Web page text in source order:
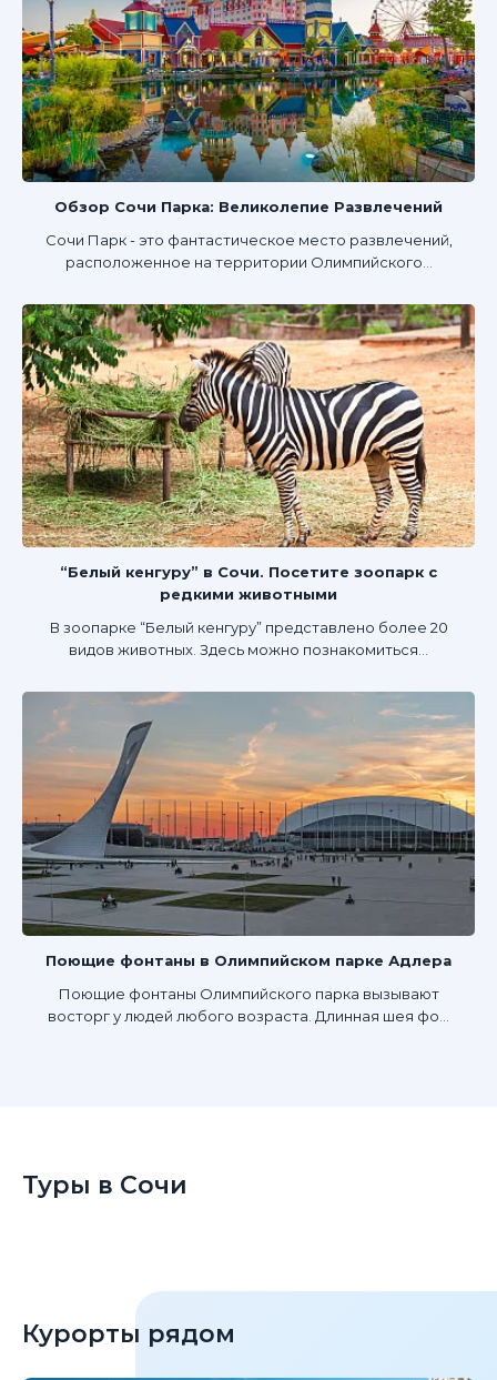
Обзор Сочи Парка: Великолепие Развлечений
Сочи Парк - это фантастическое место развлечений,
расположенное на территории Олимпийского...
“Белый кенгуру” в Сочи. Посетите зоопарк с
редкими животными
В зоопарке “Белый кенгуру” представлено более 20
видов животных. Здесь можно познакомиться...
Поющие фонтаны в Олимпийском парке Адлера
Поющие фонтаны Олимпийского парка вызывают
восторг у людей любого возраста. Длинная шея фо...
Туры в Сочи
Курорты рядом